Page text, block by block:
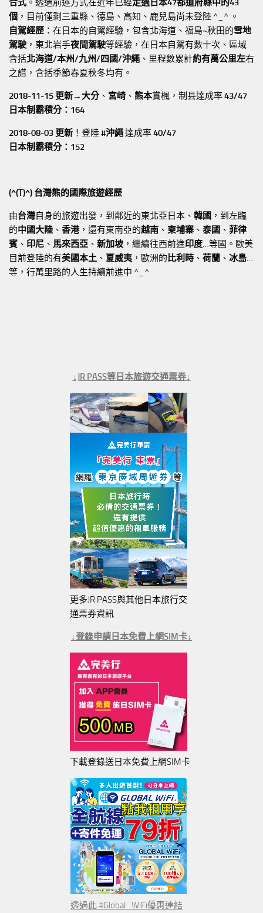
合式 。透過前述方式在近年已經走過日本47都道府縣中的43
個 ，目前僅剩三重縣、德島、高知、鹿兒島尚未登陸 ^_^ 。
自駕經歷 ：在日本的自駕經驗，包含北海道、福島~秋田的雪地
駕駛 ，東北岩手夜間駕駛等經驗，在日本自駕有數十次、區域
含括北海道/本州/九州/四國/沖繩 、里程數累計約有萬公里左右
之譜，含括季節春夏秋冬均有。
2018-11-15 更新→ 大分、 宮崎 、 熊本賞楓，制县達成率43/47
日本制霸積分：164
2018-08-03 更新 ！登陸#沖繩達成率40/47
日本制霸積分：152
(^(T)^) 台灣熊的國際旅遊經歷
由台灣自身的旅遊出發，到鄰近的東北亞日本、 韓國 ，到左臨
的中國大陸 、 香港，還有東南亞的越南 、 柬埔寨 、 泰國 、 菲律
賓 、 印尼 、 馬來西亞 、 新加坡 ，繼續往西前進印度…等國。歐美
目前登陸的有美國本土 、 夏威夷 ，歐洲的比利時 、 荷蘭 、 冰島…
等，行萬里路的人生持續前進中 ^_^
↓JR PASS等日本旅遊交通票券↓
更多JR PASS與其他日本旅行交
通票券資訊
↓登錄申請日本免費上網SIM卡↓
下載登錄送日本免費上網SIM卡
透過此 #Global_WiFi優惠連結